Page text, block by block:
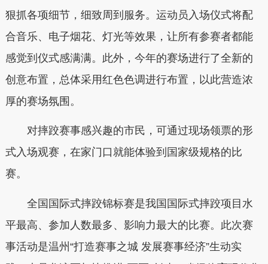
狠抓各项细节，细致周到服务。运动员入场仪式将配
合音乐、电子烟花、灯光等效果，让所有参赛者都能
感觉到仪式感满满。此外，今年的赛场进行了全新的
创意布置，总体采用红色色调进行布置，以此营造浓
厚的赛场氛围。
对摔跤赛事感兴趣的市民，可通过现场领票的形
式入场观赛，在家门口就能体验到国家级规格的比
赛。
全国国际式摔跤锦标赛是我国国际式摔跤项目水
平最高、参加人数最多、影响力最大的比赛。此次赛
事活动是温州“打造赛事之城 发展赛事经济”生动实